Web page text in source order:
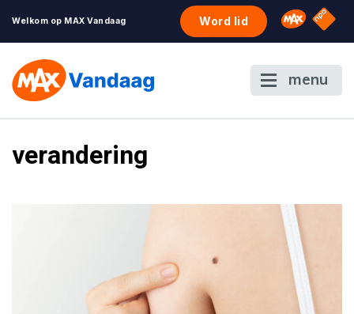
Welkom op MAX Vandaag Word lid Omroep
NPO
menu
verandering